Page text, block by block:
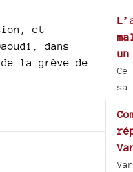
et
dans
la grève de
sa